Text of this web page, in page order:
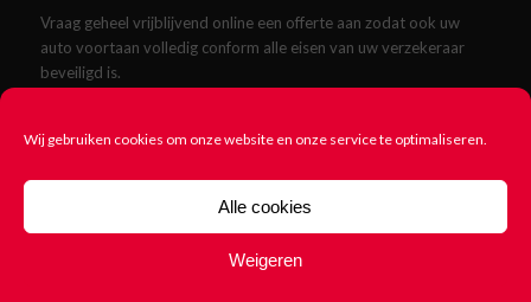
Wij gebruiken cookies om onze website en onze service te optimaliseren.
Alle cookies
Weigeren
Vraag geheel vrijblijvend online een offerte aan zodat ook uw
auto voortaan volledig conform alle eisen van uw verzekeraar
beveiligd is.
© Copyright - SCMklasse.nl - Alles over SCM Klasse Alarmen -